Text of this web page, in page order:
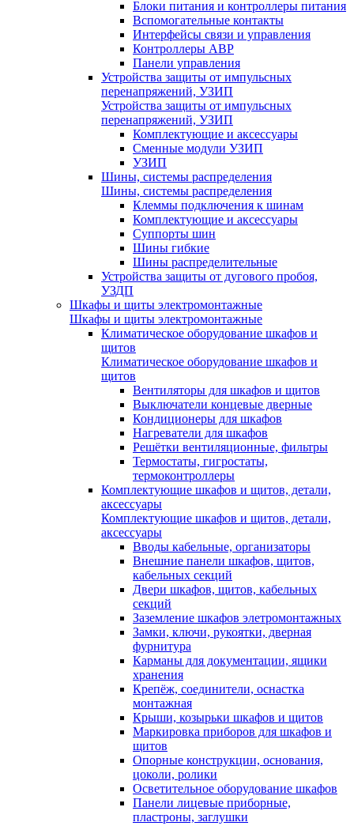
Блоки питания и контроллеры питания
Вспомогательные контакты
Интерфейсы связи и управления
Контроллеры АВР
Панели управления
Устройства защиты от импульсных
перенапряжений, УЗИП
Устройства защиты от импульсных
перенапряжений, УЗИП
Комплектующие и аксессуары
Сменные модули УЗИП
УЗИП
Шины, системы распределения
Шины, системы распределения
Клеммы подключения к шинам
Комплектующие и аксессуары
Суппорты шин
Шины гибкие
Шины распределительные
Устройства защиты от дугового пробоя,
УЗДП
Шкафы и щиты электромонтажные
Шкафы и щиты электромонтажные
Климатическое оборудование шкафов и
щитов
Климатическое оборудование шкафов и
щитов
Вентиляторы для шкафов и щитов
Выключатели концевые дверные
Кондиционеры для шкафов
Нагреватели для шкафов
Решётки вентиляционные, фильтры
Термостаты, гигростаты,
термоконтроллеры
Комплектующие шкафов и щитов, детали,
аксессуары
Комплектующие шкафов и щитов, детали,
аксессуары
Вводы кабельные, организаторы
Внешние панели шкафов, щитов,
кабельных секций
Двери шкафов, щитов, кабельных
секций
Заземление шкафов элетромонтажных
Замки, ключи, рукоятки, дверная
фурнитура
Карманы для документации, ящики
хранения
Крепёж, соединители, оснастка
монтажная
Крыши, козырьки шкафов и щитов
Маркировка приборов для шкафов и
щитов
Опорные конструкции, основания,
цоколи, ролики
Осветительное оборудование шкафов
Панели лицевые приборные,
пластроны, заглушки